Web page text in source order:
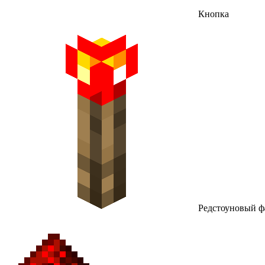
Кнопка
Редстоуновый